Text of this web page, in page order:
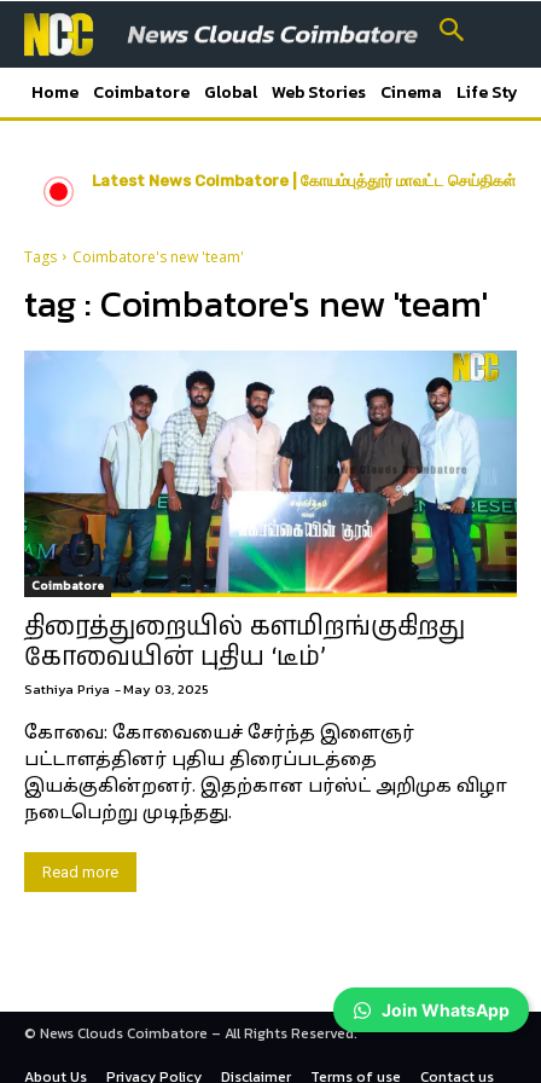
Home Coimbatore Global Web Stories Cinema Life Style
Latest News Coimbatore | கோயம்புத்தூர் மாவட்ட செய்திகள்
Tags Coimbatore's new 'team'
tag : Coimbatore's new 'team'
Coimbatore
திரைத்துறையில் களமிறங்குகிறது
கோவையின் புதிய ‘டீம்’
Sathiya Priya -May 03, 2025
கோவை: கோவையைச் சேர்ந்த இளைஞர்
பட்டாளத்தினர் புதிய திரைப்படத்தை
இயக்குகின்றனர். இதற்கான பர்ஸ்ட் அறிமுக விழா
நடைபெற்று முடிந்தது.
Read more
© News Clouds Coimbatore – All Rights Reserved.
About Us
Privacy Policy Disclaimer Terms of use Contact us
Join WhatsApp